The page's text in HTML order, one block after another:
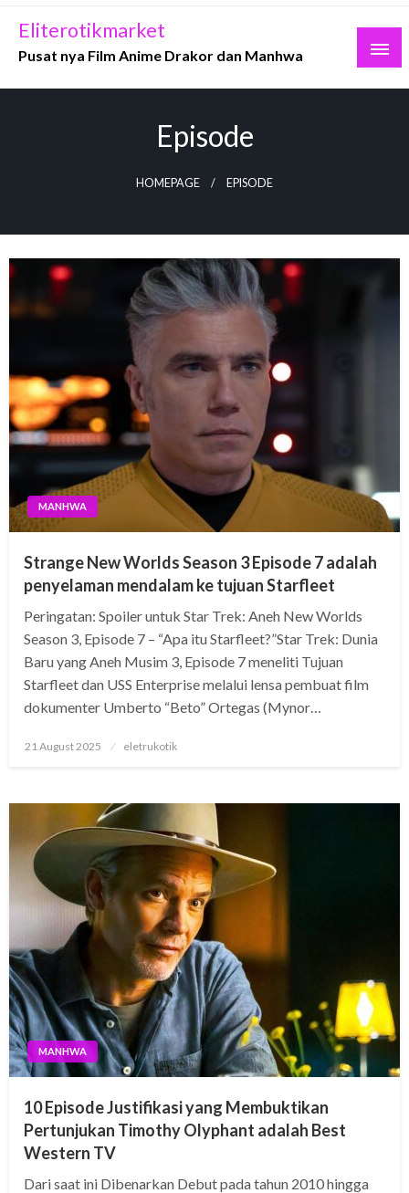
Skip
content
Eliterotikmarket
Pusat nya Film Anime Drakor dan Manhwa
Episode
HOMEPAGE EPISODE
MANHWA
Strange New Worlds Season 3 Episode 7 adalah
penyelaman mendalam ke tujuan Starfleet
Peringatan: Spoiler untuk Star Trek: Aneh New Worlds
Season 3, Episode 7 – “Apa itu Starfleet?”Star Trek: Dunia
Baru yang Aneh Musim 3, Episode 7 meneliti Tujuan
Starfleet dan USS Enterprise melalui lensa pembuat film
dokumenter Umberto “Beto” Ortegas (Mynor…
Posted
21 August 2025 eletrukotik
MANHWA
10 Episode Justifikasi yang Membuktikan
Pertunjukan Timothy Olyphant adalah Best
Western TV
Dari saat ini Dibenarkan Debut pada tahun 2010 hingga